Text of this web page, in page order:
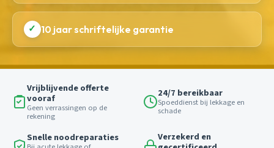
✓ 10 jaar schriftelijke garantie
Vrijblijvende offerte
vooraf
Geen verrassingen op de
rekening
24/7 bereikbaar
Spoeddienst bij lekkage en
schade
Snelle noodreparaties
Verzekerd en